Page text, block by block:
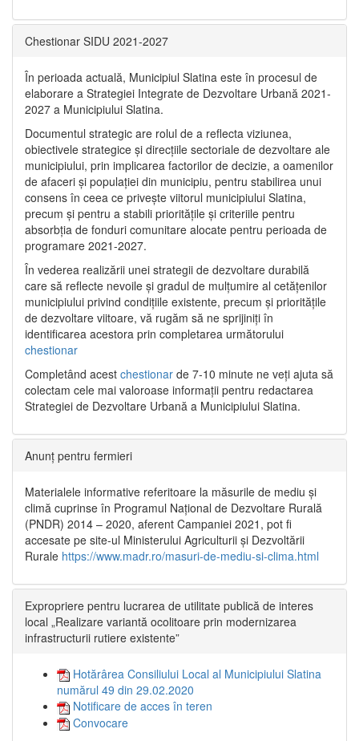
Chestionar SIDU 2021-2027
În perioada actuală, Municipiul Slatina este în procesul de
elaborare a Strategiei Integrate de Dezvoltare Urbană 2021‐
2027 a Municipiului Slatina.
Documentul strategic are rolul de a reflecta viziunea,
obiectivele strategice și direcțiile sectoriale de dezvoltare ale
municipiului, prin implicarea factorilor de decizie, a oamenilor
de afaceri și populației din municipiu, pentru stabilirea unui
consens în ceea ce privește viitorul municipiului Slatina,
precum și pentru a stabili prioritățile și criteriile pentru
absorbția de fonduri comunitare alocate pentru perioada de
programare 2021-2027.
În vederea realizării unei strategii de dezvoltare durabilă
care să reflecte nevoile și gradul de mulțumire al cetățenilor
municipiului privind condițiile existente, precum și prioritățile
de dezvoltare viitoare, vă rugăm să ne sprijiniți în
identificarea acestora prin completarea următorului
chestionar
Completând acest chestionar de 7-10 minute ne veți ajuta să
colectam cele mai valoroase informații pentru redactarea
Strategiei de Dezvoltare Urbană a Municipiului Slatina.
Anunț pentru fermieri
Materialele informative referitoare la măsurile de mediu și
climă cuprinse în Programul Național de Dezvoltare Rurală
(PNDR) 2014 – 2020, aferent Campaniei 2021, pot fi
accesate pe site-ul Ministerului Agriculturii și Dezvoltării
Rurale https://www.madr.ro/masuri-de-mediu-si-clima.html
Expropriere pentru lucrarea de utilitate publică de interes
local „Realizare variantă ocolitoare prin modernizarea
infrastructurii rutiere existente”
Hotărârea Consiliului Local al Municipiului Slatina
numărul 49 din 29.02.2020
Notificare de acces în teren
Convocare